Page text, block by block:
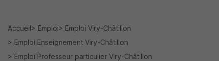
Accueil Emploi
Emploi Viry-Châtillon
Emploi Enseignement Viry-Châtillon
Emploi Professeur particulier Viry-Châtillon